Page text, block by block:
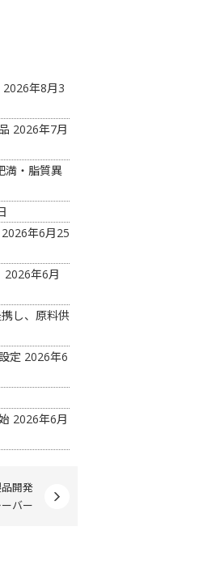
2026年8月3
2026年7月
満・脂質異
2026年6月25
2026年6月
し、原料供
定 2026年6
2026年6月
開発
バー